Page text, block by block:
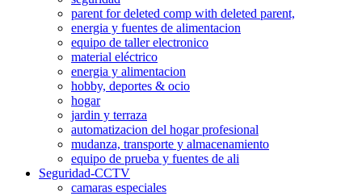
parent for deleted comp with deleted parent,
energia y fuentes de alimentacion
equipo de taller electronico
material eléctrico
energia y alimentacion
hobby, deportes & ocio
hogar
jardin y terraza
automatizacion del hogar profesional
mudanza, transporte y almacenamiento
equipo de prueba y fuentes de ali
Seguridad-CCTV
camaras especiales